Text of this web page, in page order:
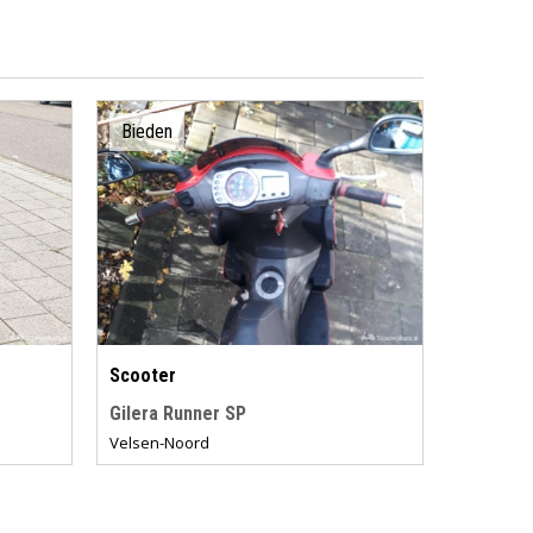
Bieden
Scooter
Gilera Runner SP
Velsen-Noord